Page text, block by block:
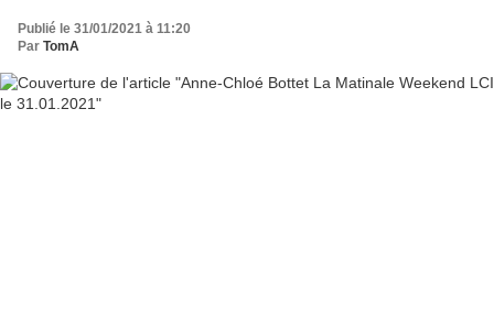
Publié le 31/01/2021 à 11:20
Par TomA